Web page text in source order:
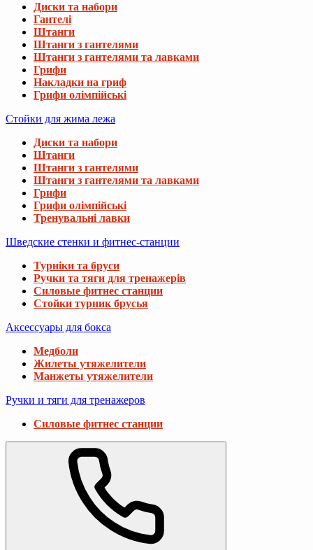
Диски та набори
Гантелі
Штанги
Штанги з гантелями
Штанги з гантелями та лавками
Грифи
Накладки на гриф
Грифи олімпійські
Стойки для жима лежа
Диски та набори
Штанги
Штанги з гантелями
Штанги з гантелями та лавками
Грифи
Грифи олімпійські
Тренувальні лавки
Шведские стенки и фитнес-станции
Турніки та бруси
Ручки та тяги для тренажерів
Силовые фитнес станции
Стойки турник брусья
Аксессуары для бокса
Медболи
Жилеты утяжелители
Манжеты утяжелители
Ручки и тяги для тренажеров
Силовые фитнес станции